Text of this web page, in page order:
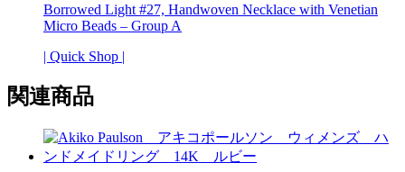
Borrowed Light #27, Handwoven Necklace with Venetian
Micro Beads – Group A
| Quick Shop |
関連商品